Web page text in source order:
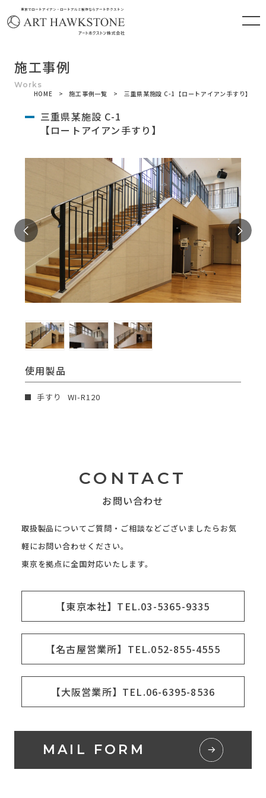
東京でロートアイアン・ロートアルミ製作ならアートホクストン
施工事例
HOME 施工事例一覧 三重県某施設 C-1【ロートアイアン手すり】
三重県某施設 C-1
【ロートアイアン手すり】
Previous
使用製品
手すり WI-R120
CONTACT
お問い合わせ
取扱製品についてご質問・ご相談などございましたらお気
軽にお問い合わせください。
東京を拠点に全国対応いたします。
【東京本社】TEL.03-5365-9335
【名古屋営業所】TEL.052-855-4555
【大阪営業所】TEL.06-6395-8536
MAIL FORM